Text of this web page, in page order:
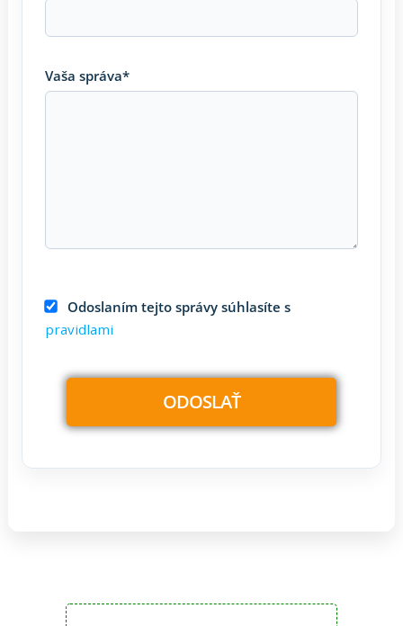
Vaša správa*
Odoslaním tejto správy súhlasíte s
pravidlami